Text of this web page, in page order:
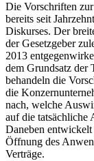
Die Vorschriften
bereits seit
Diskurses. Der
der Gesetzgeber
2013
dem Grundsatz der
behandeln die
die
nach, welche
auf die tatsächliche
Daneben entwickelt
Öffnung des
Verträge.